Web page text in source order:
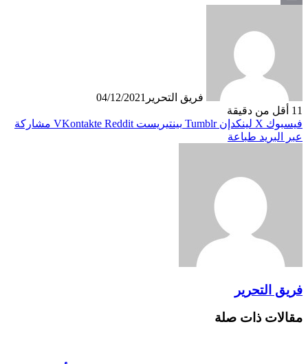
فريق التحرير 04/12/2021
11 أقل من دقيقة
فيسبوك X لينكدإن بينتيريست
مشاركة
عبر البريد طباعة
فريق التحرير
مقالات ذات صلة